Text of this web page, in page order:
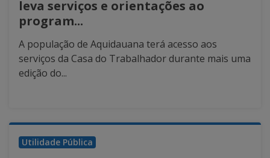
leva serviços e orientações ao
program...
A população de Aquidauana terá acesso aos
serviços da Casa do Trabalhador durante mais uma
edição do...
Utilidade Pública